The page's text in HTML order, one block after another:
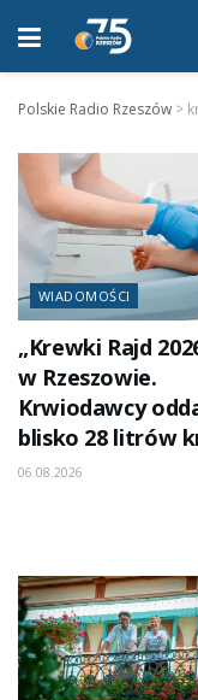
Polskie Radio Rzeszów >
WIADOMOŚCI
„Krewki Rajd
w Rzeszowie.
Krwiodawcy
blisko 28 litrów
06.08.2026